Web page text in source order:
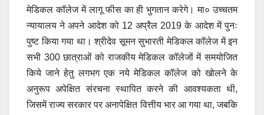
मेडिकल कॉलेज में लागू फीस का ही भुगतान करेगे। मा० उच्चतम
न्यायालय ने अपने आदेश को 12 अप्रैल 2019 के आदेश में पुनः
पुष्ट किया गया था। श्रीदेव सूमन सुभारती मेडिकल कॉलेज में इन
सभी 300 छात्राओं को राजकीय मेडिकल कॉलेजों में समयोजित
किये जाने हेतु लगभग एक नये मेडिकल कॉलेज को खोलने के
अनुरूप अपेक्षित संरचना स्थापित करने की आवश्यकता थी,
जिसमें राज्य सरकार पर अनापेक्षित वित्तीय भार आ गया था, जबकि